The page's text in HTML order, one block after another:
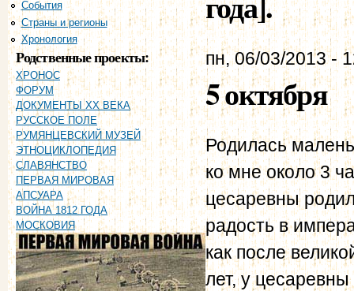
События
Страны и регионы
Хронология
Родственные проекты:
ХРОНОС
ФОРУМ
ДОКУМЕНТЫ XX ВЕКА
РУССКОЕ ПОЛЕ
РУМЯНЦЕВСКИЙ МУЗЕЙ
ЭТНОЦИКЛОПЕДИЯ
СЛАВЯНСТВО
ПЕРВАЯ МИРОВАЯ
АПСУАРА
ВОЙНА 1812 ГОДА
МОСКОВИЯ
пн, 06/03/2013 -
5 октября
Родилась
ко мне около 3
цесаревны
радость в
как после
лет, у